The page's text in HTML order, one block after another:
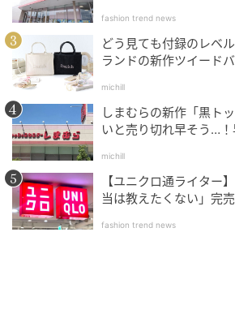
michill
さらに、フタ部分にはパッキンが付
身が漏れにくい設計になっているの
早速使っていきましょう！
fashion trend news
どう見ても付録のレベ
ランドの新作ツイード
michill
しまむらの新作「黒ト
いと売り切れ早そう…
michill
【ユニクロ通ライター
当は教えたくない」完
fashion trend news